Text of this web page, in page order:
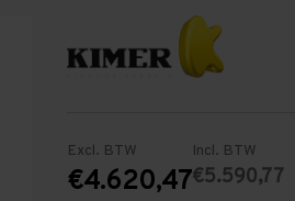
Excl. BTW
€4.620,47
Incl. BTW
€5.590,77